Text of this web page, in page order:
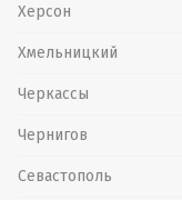
Херсон
Хмельницкий
Черкассы
Чернигов
Севастополь